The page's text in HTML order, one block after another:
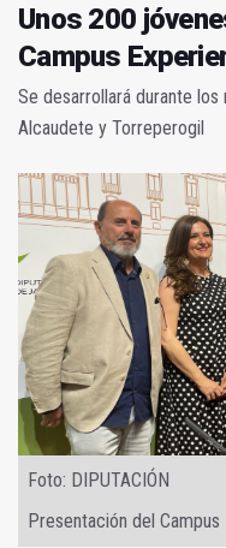
Unos 200
Campus
Se desarrollará durante
Alcaudete y Torreperogil
Foto: DIPUTACIÓN
Presentación del